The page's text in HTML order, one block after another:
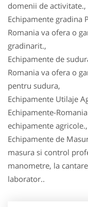
domenii de activitate.,
Echipamente gradina
Romania va ofera o
gradinarit.,
Echipamente de
Romania va ofera o
pentru sudura,
Echipamente Utilaje
Echipamente-
echipamente agricole.,
Echipamente de
masura si control
manometre, la
laborator..